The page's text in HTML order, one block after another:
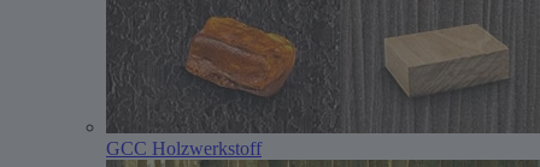
GCC Holzwerkstoff